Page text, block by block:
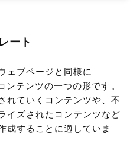
ート
ェブページと同様に
テンツの一つの形です。
れていくコンテンツや、不
イズされたコンテンツなど
成することに適していま